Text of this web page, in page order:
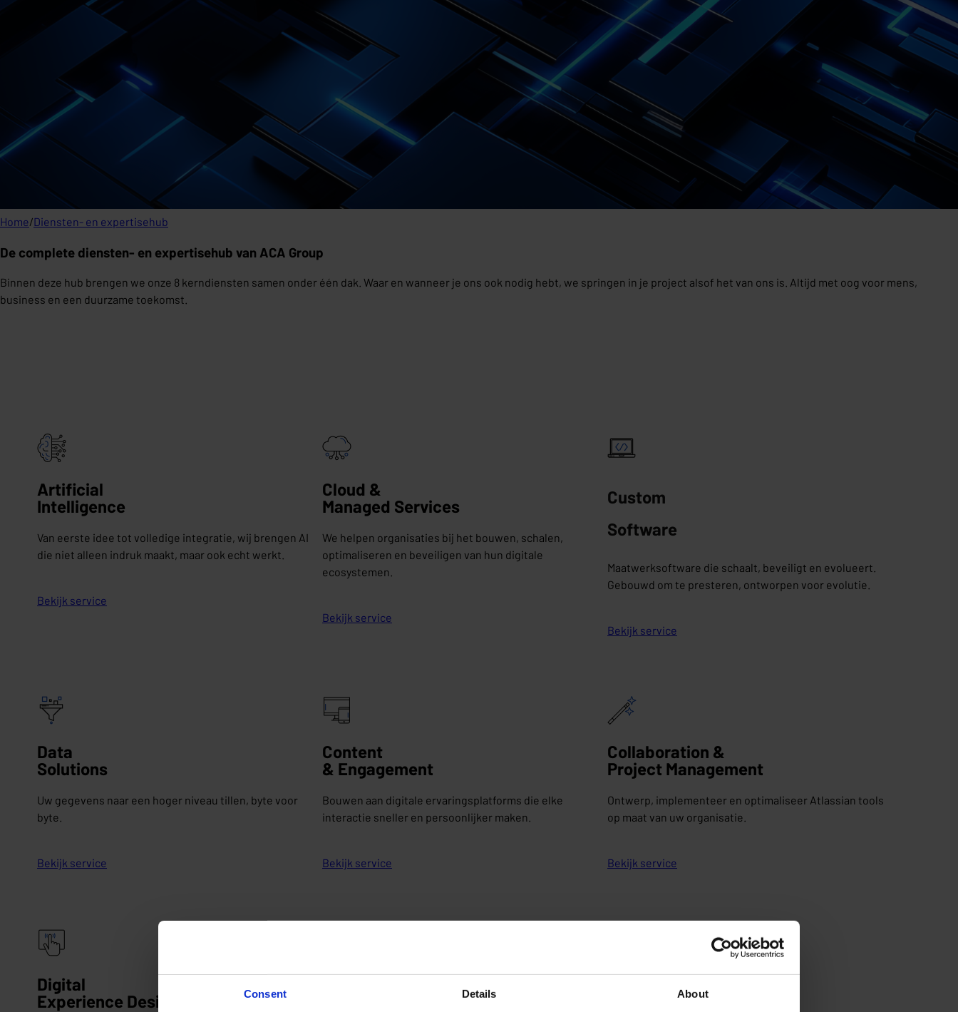
Consent Details About
Home/Diensten- en expertisehub
De complete diensten- en expertisehub van ACA Group
Binnen deze hub brengen we onze 8 kerndiensten samen onder één dak. Waar en wanneer je ons ook nodig hebt, we springen in je project alsof het van ons is. Altijd met oog voor mens,
business en een duurzame toekomst.
Artificial
Intelligence
Van eerste idee tot volledige integratie, wij brengen AI
die niet alleen indruk maakt, maar ook echt werkt.
Bekijk service
Cloud &
Managed Services
We helpen organisaties bij het bouwen, schalen,
optimaliseren en beveiligen van hun digitale
ecosystemen.
Bekijk service
Custom
Software
Maatwerksoftware die schaalt, beveiligt en evolueert.
Gebouwd om te presteren, ontworpen voor evolutie.
Bekijk service
Data
Solutions
Uw gegevens naar een hoger niveau tillen, byte voor
byte.
Bekijk service
Content
& Engagement
Bouwen aan digitale ervaringsplatforms die elke
interactie sneller en persoonlijker maken.
Bekijk service
Collaboration &
Project Management
Ontwerp, implementeer en optimaliseer Atlassian tools
op maat van uw organisatie.
Bekijk service
Digital
Experience Design